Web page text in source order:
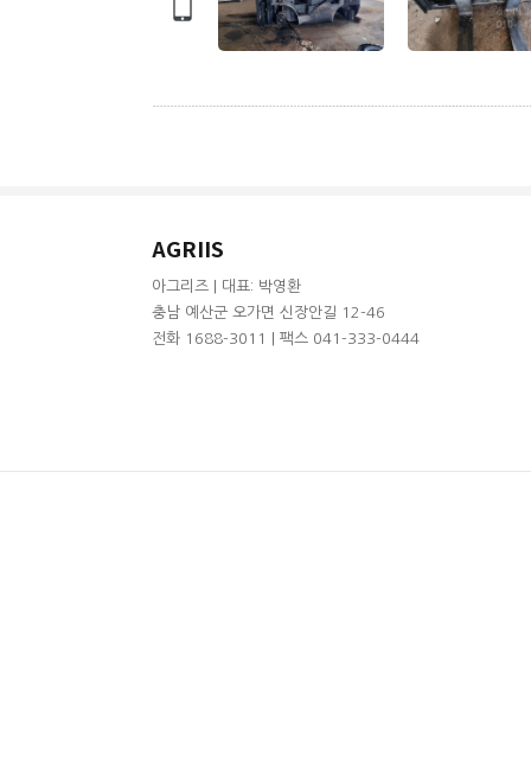
AGRIIS
아그리즈 | 대표: 박영환
충남 예산군 오가면 신장안길 12-46
전화 1688-3011 | 팩스 041-333-0444